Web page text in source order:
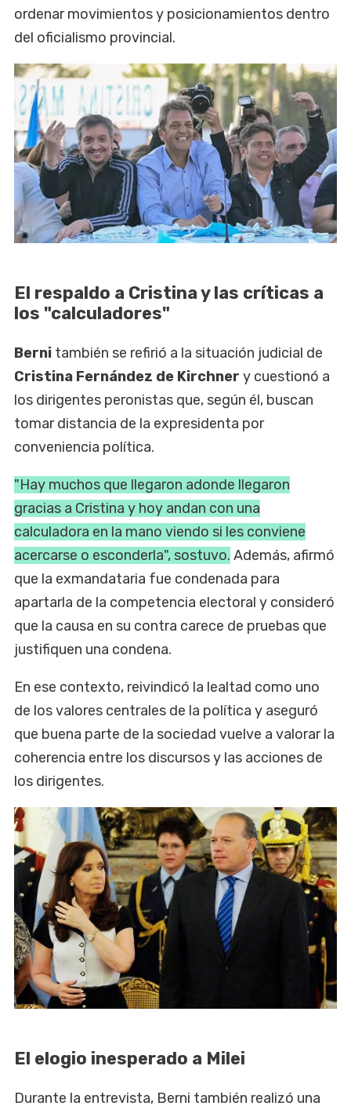
ordenar movimientos y posicionamientos dentro
del oficialismo provincial.
El respaldo a Cristina y las críticas a
los "calculadores"
Berni también se refirió a la situación judicial de
Cristina Fernández de Kirchner y cuestionó a
los dirigentes peronistas que, según él, buscan
tomar distancia de la expresidenta por
conveniencia política.
"Hay muchos que llegaron adonde llegaron
gracias a Cristina y hoy andan con una
calculadora en la mano viendo si les conviene
acercarse o esconderla", sostuvo. Además, afirmó
que la exmandataria fue condenada para
apartarla de la competencia electoral y consideró
que la causa en su contra carece de pruebas que
justifiquen una condena.
En ese contexto, reivindicó la lealtad como uno
de los valores centrales de la política y aseguró
que buena parte de la sociedad vuelve a valorar la
coherencia entre los discursos y las acciones de
los dirigentes.
El elogio inesperado a Milei
Durante la entrevista, Berni también realizó una